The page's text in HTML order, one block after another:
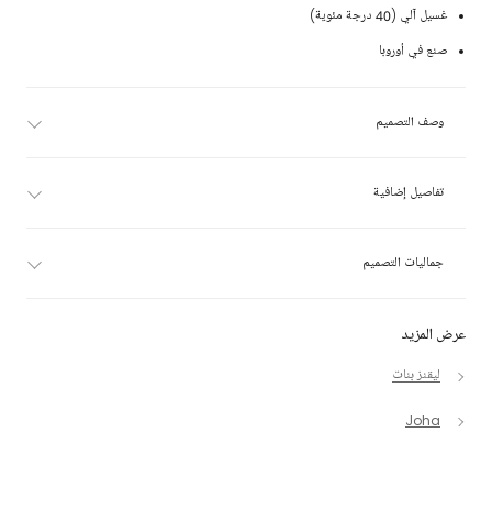
عرض المزيد
ليقنز بنات
Joha
غسيل آلي (40 درجة مئوية)
صنع في أوروبا
وصف التصميم
تفاصيل إضافية
جماليات التصميم